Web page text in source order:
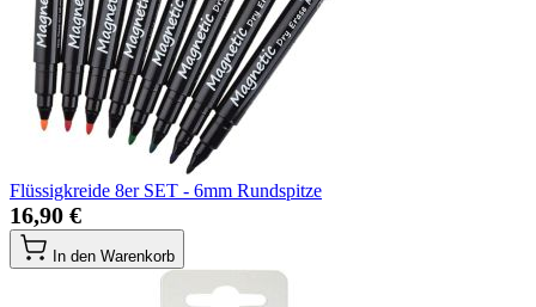
Flüssigkreide 8er SET - 6mm Rundspitze
16,90 €
In den Warenkorb